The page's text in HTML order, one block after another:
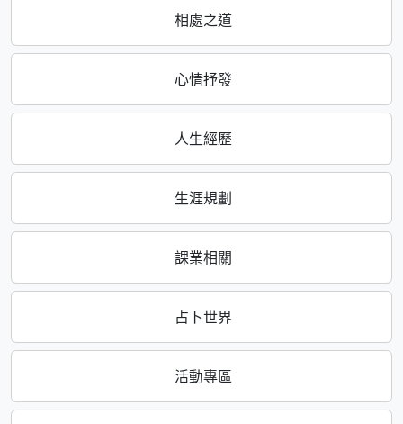
相處之道
心情抒發
人生經歷
生涯規劃
課業相關
占卜世界
活動專區